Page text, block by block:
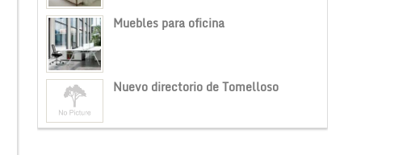
Muebles para oficina
Nuevo directorio de Tomelloso